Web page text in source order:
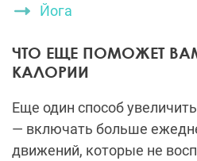
Йога
ЧТО ЕЩЕ ПОМОЖЕТ
КАЛОРИИ
Еще один способ
— включать больше
движений, которые не